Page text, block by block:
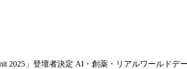
2025」登壇者決定 AI・創薬・リアルワールド